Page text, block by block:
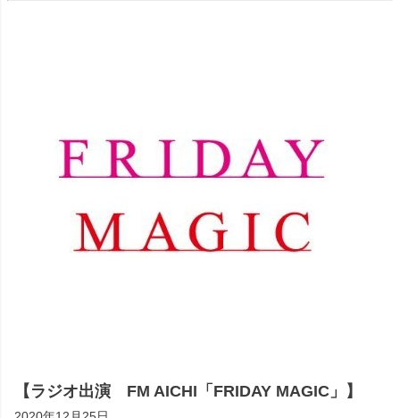
【ラジオ出演 FM AICHI「FRIDAY MAGIC」】